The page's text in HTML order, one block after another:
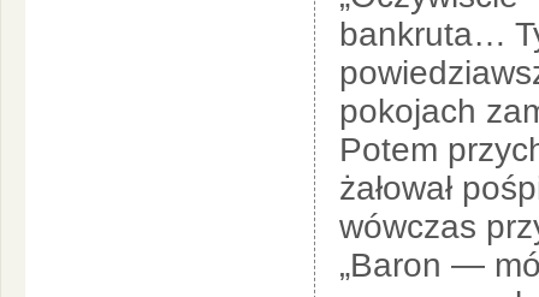
bankruta…
pokojach
Potem
żałował
wówczas
„Baron —